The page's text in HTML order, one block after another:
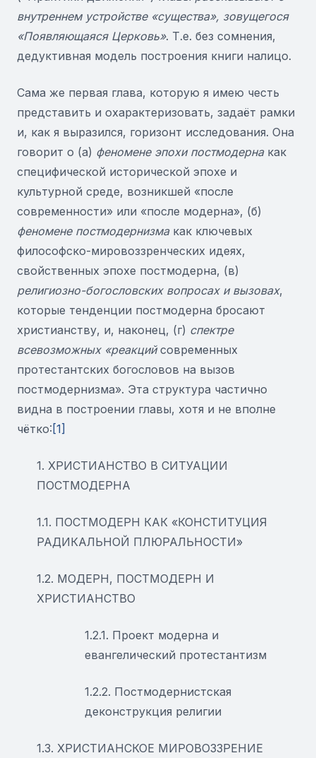
внутреннем устройстве «существа», зовущегося
«Появляющаяся Церковь». Т.е. без сомнения,
дедуктивная модель построения книги налицо.
Сама же первая глава, которую я имею честь
представить и охарактеризовать, задаёт рамки
и, как я выразился, горизонт исследования. Она
говорит о (а) феномене эпохи постмодернакак
специфической исторической эпохе и
культурной среде, возникшей «после
современности» или «после модерна», (б)
феномене постмодернизмакак ключевых
философско-мировоззренческих идеях,
свойственных эпохе постмодерна, (в)
религиозно-богословских вопросах и вызовах,
которые тенденции постмодерна бросают
христианству, и, наконец, (г) спектре
всевозможных «реакцийсовременных
протестантских богословов на вызов
постмодернизма». Эта структура частично
видна в построении главы, хотя и не вполне
чётко: [1]
1. ХРИСТИАНСТВО В СИТУАЦИИ
ПОСТМОДЕРНА
1.1. ПОСТМОДЕРН КАК «КОНСТИТУЦИЯ
РАДИКАЛЬНОЙ ПЛЮРАЛЬНОСТИ»
1.2. МОДЕРН, ПОСТМОДЕРН И
ХРИСТИАНСТВО
1.2.1. Проект модерна и
евангелический протестантизм
1.2.2. Постмодернистская
деконструкция религии
1.3. ХРИСТИАНСКОЕ МИРОВОЗЗРЕНИЕ